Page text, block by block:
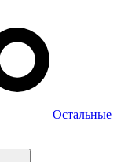
Остальные